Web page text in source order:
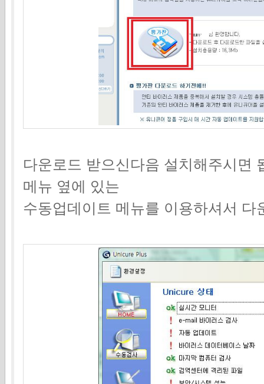
다운로드 받으신다음 설치해주시면
메뉴 옆에 있는
수동업데이트 메뉴를 이용하셔서 다